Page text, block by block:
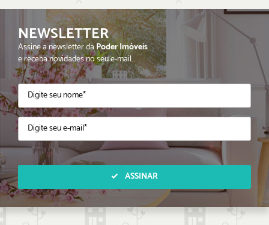
ENVIAR
NEWSLETTER
Assine a newsletter daPoder Imóveis
e receba novidades no seu e-mail.
ASSINAR